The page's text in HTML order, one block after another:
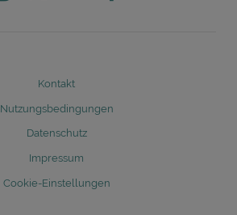
Kontakt
Nutzungsbedingungen
Datenschutz
Impressum
Cookie-Einstellungen